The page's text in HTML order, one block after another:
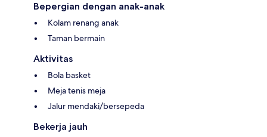
Bepergian dengan anak-anak
Kolam renang anak
Taman bermain
Aktivitas
Bola basket
Meja tenis meja
Jalur mendaki/bersepeda
Bekerja jauh